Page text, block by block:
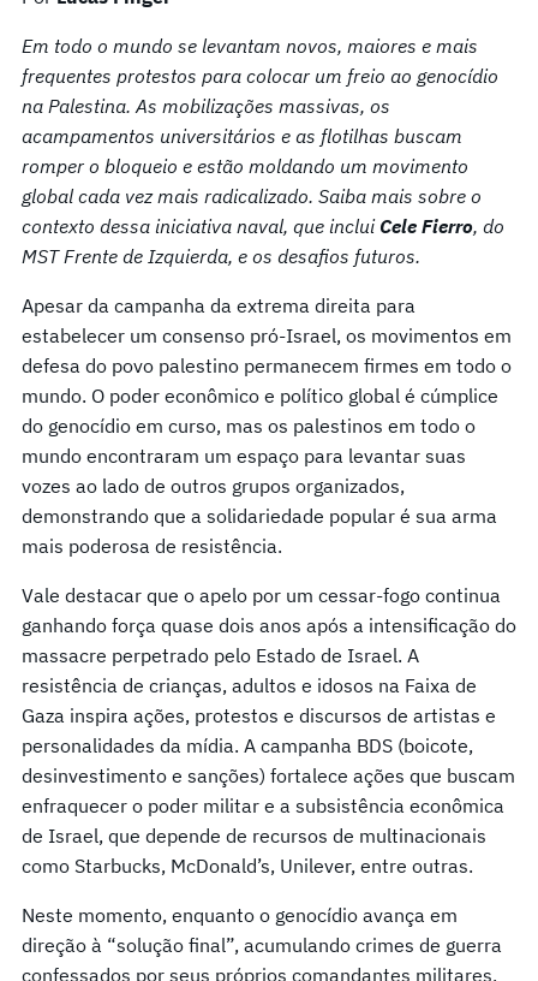
Em todo o mundo se levantam novos, maiores e mais
frequentes protestos para colocar um freio ao genocídio
na Palestina. As mobilizações massivas, os
acampamentos universitários e as flotilhas buscam
romper o bloqueio e estão moldando um movimento
global cada vez mais radicalizado. Saiba mais sobre o
contexto dessa iniciativa naval, que inclui Cele Fierro, do
MST Frente de Izquierda, e os desafios futuros.
Apesar da campanha da extrema direita para
estabelecer um consenso pró-Israel, os movimentos em
defesa do povo palestino permanecem firmes em todo o
mundo. O poder econômico e político global é cúmplice
do genocídio em curso, mas os palestinos em todo o
mundo encontraram um espaço para levantar suas
vozes ao lado de outros grupos organizados,
demonstrando que a solidariedade popular é sua arma
mais poderosa de resistência.
Vale destacar que o apelo por um cessar-fogo continua
ganhando força quase dois anos após a intensificação do
massacre perpetrado pelo Estado de Israel. A
resistência de crianças, adultos e idosos na Faixa de
Gaza inspira ações, protestos e discursos de artistas e
personalidades da mídia. A campanha BDS (boicote,
desinvestimento e sanções) fortalece ações que buscam
enfraquecer o poder militar e a subsistência econômica
de Israel, que depende de recursos de multinacionais
como Starbucks, McDonald’s, Unilever, entre outras.
Neste momento, enquanto o genocídio avança em
direção à “solução final”, acumulando crimes de guerra
confessados ​​por seus próprios comandantes militares,